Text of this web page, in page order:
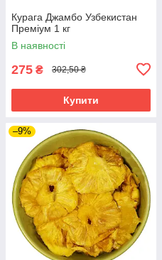
Курага Джамбо Узбекистан
Преміум 1 кг
В наявності
275 ₴ 302,50 ₴
Купити
–9%